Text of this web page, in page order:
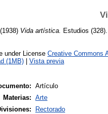
(1938) Vida artística. Estudios
under License Creative Commons
(1MB)
Vista previa
Artículo
Materias: Arte
Rectorado